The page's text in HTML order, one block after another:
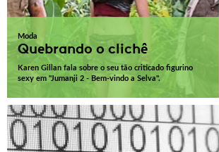
Moda
Quebrando o clichê
Karen Gillan fala sobre o seu tão criticado figurino
sexy em "Jumanji 2 - Bem-vindo a Selva".